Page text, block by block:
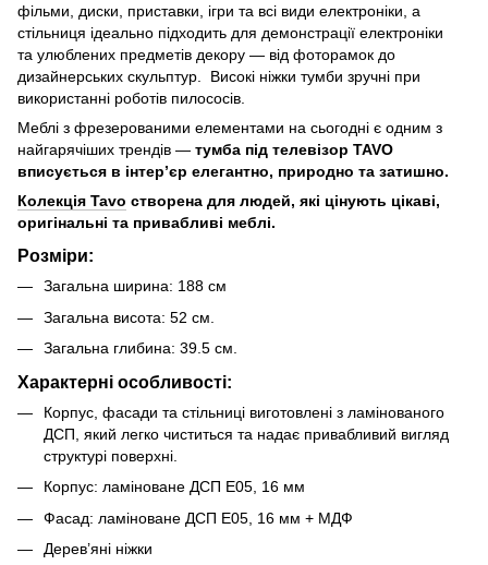
фільми, диски, приставки, ігри та всі види електроніки, а
стільниця ідеально підходить для демонстрації електроніки
та улюблених предметів декору — від фоторамок до
дизайнерських скульптур. Високі ніжки тумби зручні при
використанні роботів пилососів.
Меблі з фрезерованими елементами на сьогодні є одним з
найгарячіших трендів — тумба під телевізор TAVO
вписується в інтер’єр елегантно, природно та затишно.
Колекція Tavo створена для людей, які цінують цікаві,
оригінальні та привабливі меблі.
Розміри:
Загальна ширина: 188 см
Загальна висота: 52 см.
Загальна глибина: 39.5 см.
Характерні особливості:
Корпус, фасади та стільниці виготовлені з ламінованого
ДСП, який легко чиститься та надає привабливий вигляд
структурі поверхні.
Корпус: ламіноване ДСП E05, 16 мм
Фасад: ламіноване ДСП E05, 16 мм + МДФ
Дерев’яні ніжки